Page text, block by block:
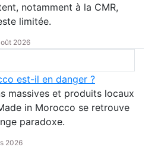
notamment à la CMR,
limitée.
2026
est-il en danger ?
massives et produits locaux
in Morocco se retrouve
paradoxe.
2026